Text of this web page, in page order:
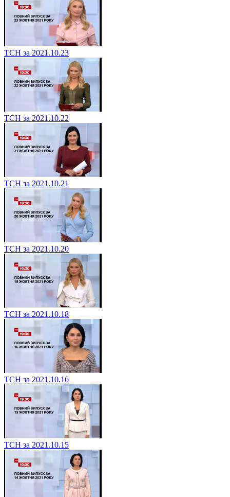
ТСН за 2021.10.23
ТСН за 2021.10.22
ТСН за 2021.10.21
ТСН за 2021.10.20
ТСН за 2021.10.18
ТСН за 2021.10.16
ТСН за 2021.10.15